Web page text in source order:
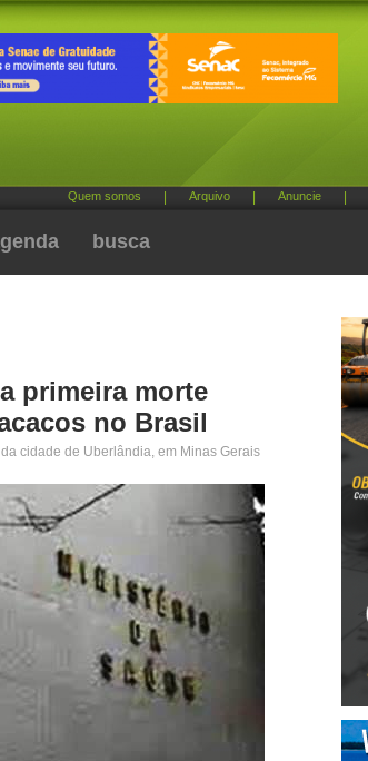
Quem somos Arquivo Anuncie
busca
primeira morte
no Brasil
cidade de Uberlândia, em Minas Gerais